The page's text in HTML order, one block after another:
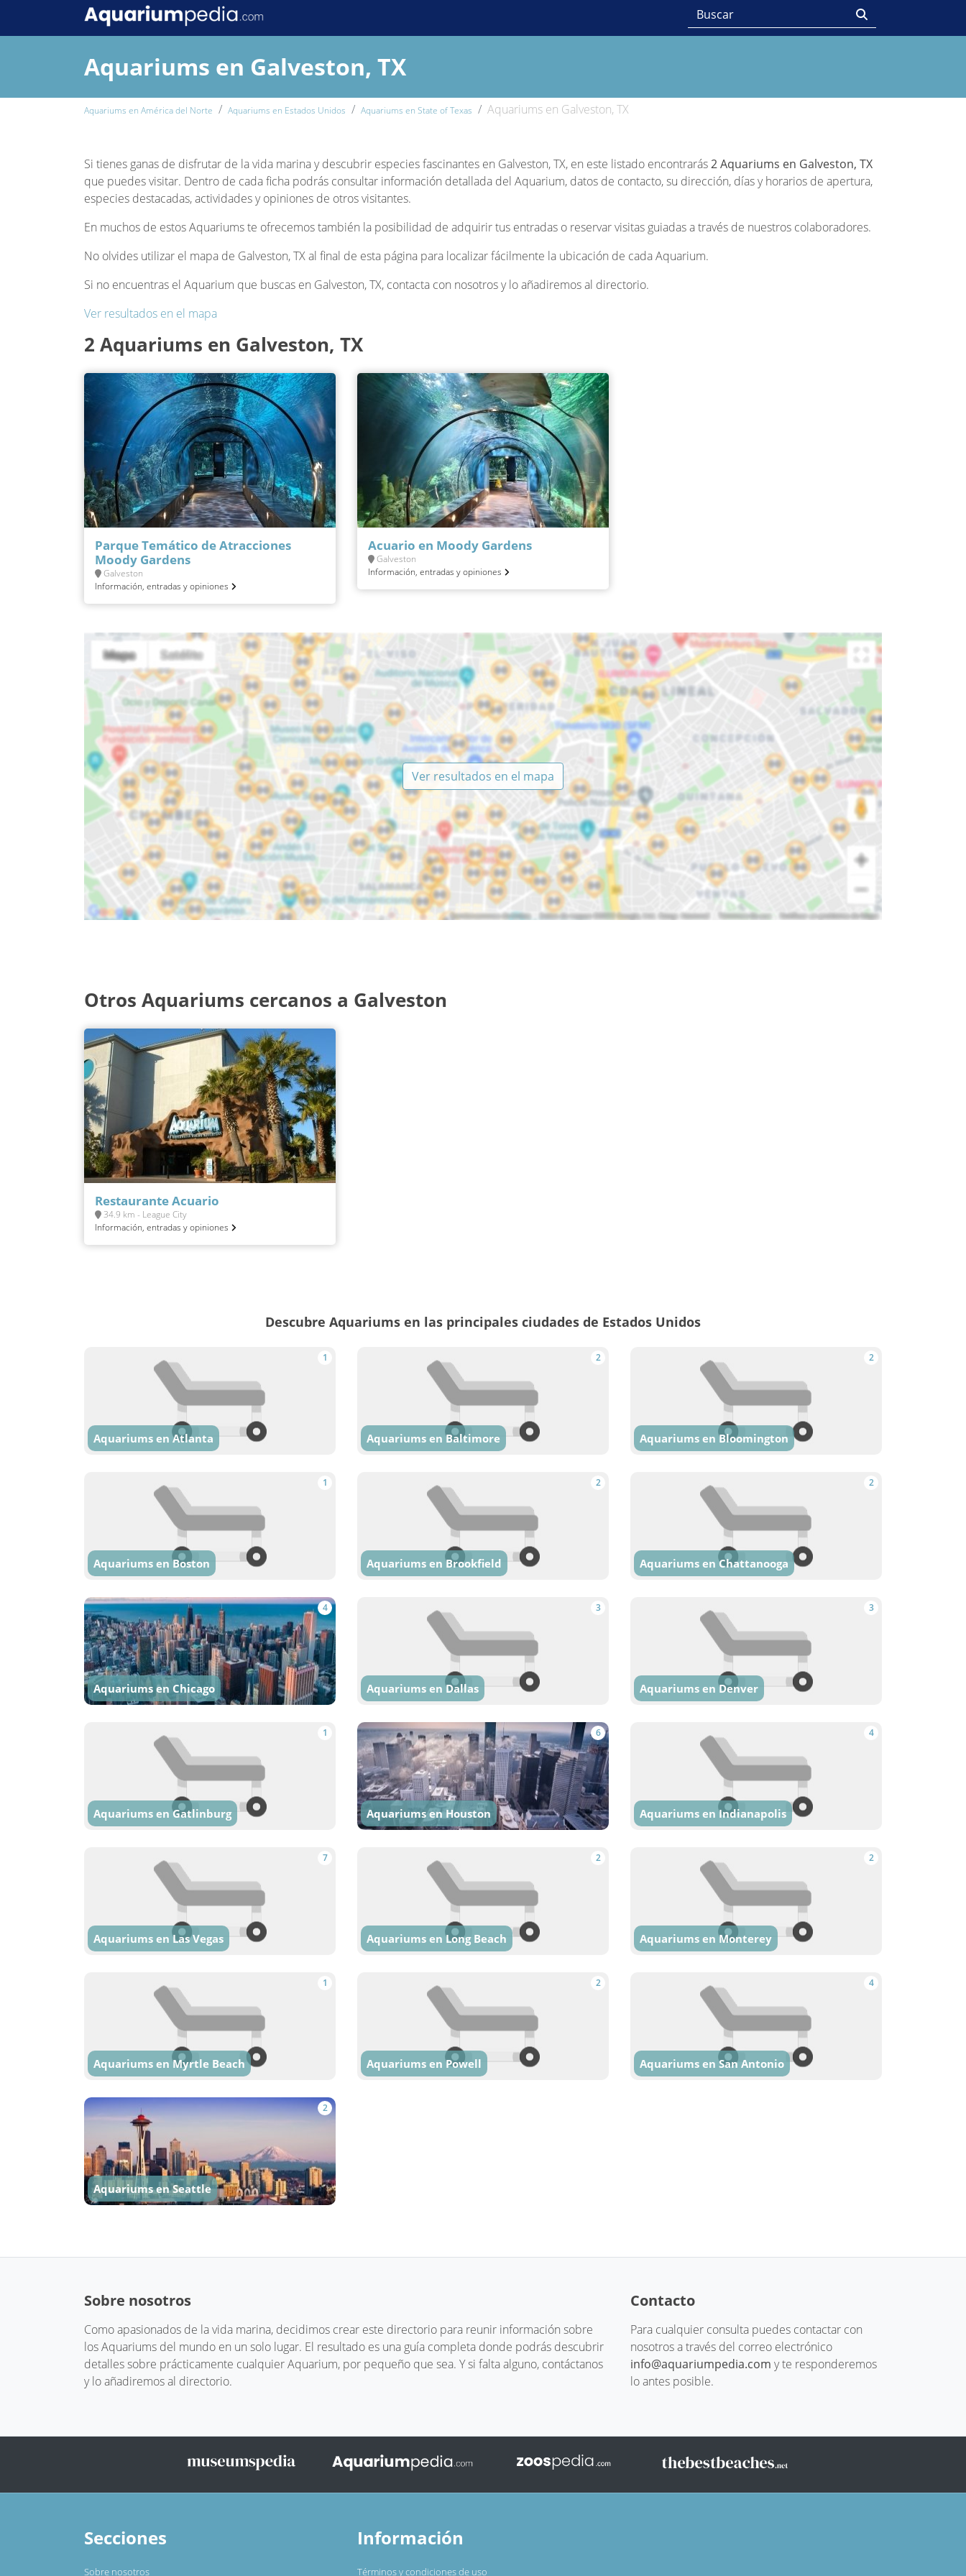
Aquariums en Galveston, TX
Aquariums en América del Norte Aquariums en Estados Unidos Aquariums en State of Texas Aquariums en Galveston, TX
Si tienes ganas de disfrutar de la vida marina y descubrir especies fascinantes en Galveston, TX, en este listado encontrarás2 Aquariums en Galveston, TX
que puedes visitar. Dentro de cada ficha podrás consultar información detallada del Aquarium, datos de contacto, su dirección, días y horarios de apertura,
especies destacadas, actividades y opiniones de otros visitantes.
En muchos de estos Aquariums te ofrecemos también la posibilidad de adquirir tus entradas o reservar visitas guiadas a través de nuestros colaboradores.
No olvides utilizar el mapa de Galveston, TX al final de esta página para localizar fácilmente la ubicación de cada Aquarium.
Si no encuentras el Aquarium que buscas en Galveston, TX, contacta con nosotros y lo añadiremos al directorio.
Ver resultados en el mapa
2 Aquariums en Galveston, TX
Parque Temático de Atracciones
Moody Gardens
Galveston
Información, entradas y opiniones
Acuario en Moody Gardens
Galveston
Información, entradas y opiniones
Ver resultados en el mapa
Otros Aquariums cercanos a Galveston
Restaurante Acuario
34.9 km - League City
Información, entradas y opiniones
Descubre Aquariums en las principales ciudades de Estados Unidos
1
Aquariums en Atlanta
2
Aquariums en Baltimore
2
Aquariums en Bloomington
1
Aquariums en Boston
2
Aquariums en Brookfield
2
Aquariums en Chattanooga
4
Aquariums en Chicago
3
Aquariums en Dallas
3
Aquariums en Denver
1
Aquariums en Gatlinburg
6
Aquariums en Houston
4
Aquariums en Indianapolis
7
Aquariums en Las Vegas
2
Aquariums en Long Beach
2
Aquariums en Monterey
1
Aquariums en Myrtle Beach
2
Aquariums en Powell
4
Aquariums en San Antonio
2
Aquariums en Seattle
Sobre nosotros
Como apasionados de la vida marina, decidimos crear este directorio para reunir información sobre
los Aquariums del mundo en un solo lugar. El resultado es una guía completa donde podrás descubrir
detalles sobre prácticamente cualquier Aquarium, por pequeño que sea. Y si falta alguno, contáctanos
y lo añadiremos al directorio.
Contacto
Para cualquier consulta puedes contactar con
nosotros a través del correo electrónico
info@aquariumpedia.com y te responderemos
lo antes posible.
Secciones
Sobre nosotros
Información
Términos y condiciones de uso